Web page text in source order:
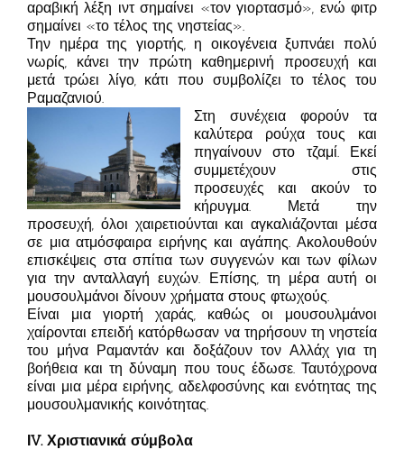
αραβική λέξη ιντ σημαίνει «τον γιορτασμό», ενώ φιτρ
σημαίνει «το τέλος της νηστείας».
Την ημέρα της γιορτής, η οικογένεια ξυπνάει πολύ
νωρίς, κάνει την πρώτη καθημερινή προσευχή και
μετά τρώει λίγο, κάτι που συμβολίζει το τέλος του
Ραμαζανιού.
Στη συνέχεια φορούν τα
καλύτερα ρούχα τους και
πηγαίνουν στο τζαμί. Εκεί
συμμετέχουν στις
προσευχές και ακούν το
κήρυγμα. Μετά την
προσευχή, όλοι χαιρετιούνται και αγκαλιάζονται μέσα
σε μια ατμόσφαιρα ειρήνης και αγάπης. Ακολουθούν
επισκέψεις στα σπίτια των συγγενών και των φίλων
για την ανταλλαγή ευχών. Επίσης, τη μέρα αυτή οι
μουσουλμάνοι δίνουν χρήματα στους φτωχούς.
Είναι μια γιορτή χαράς, καθώς οι μουσουλμάνοι
χαίρονται επειδή κατόρθωσαν να τηρήσουν τη νηστεία
του μήνα Ραμαντάν και δοξάζουν τον Αλλάχ για τη
βοήθεια και τη δύναμη που τους έδωσε. Ταυτόχρονα
είναι μια μέρα ειρήνης, αδελφοσύνης και ενότητας της
μουσουλμανικής κοινότητας.
ΙV. Χριστιανικά σύμβολα